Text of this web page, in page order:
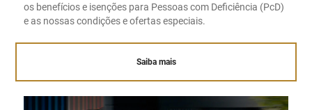
os benefícios e isenções para Pessoas com Deficiência (PcD)
e as nossas condições e ofertas especiais.
Saiba mais